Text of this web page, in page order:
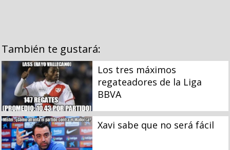
También te gustará:
Los tres máximos
regateadores de la Liga
BBVA
Xavi sabe que no será fácil